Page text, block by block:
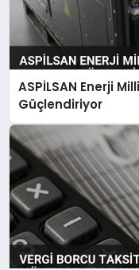
ASPİLSAN Enerji
Güçlendiriyor